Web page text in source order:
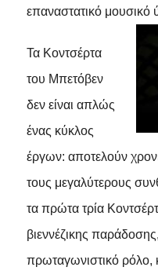
επαναστατικό μουσικό
Τα Κοντσέρτα
του Μπετόβεν
δεν είναι απλώς
ένας κύκλος
έργων: αποτελούν
τους μεγαλύτερους
τα πρώτα τρία
βιεννέζικης
πρωταγωνιστικό ρόλο,